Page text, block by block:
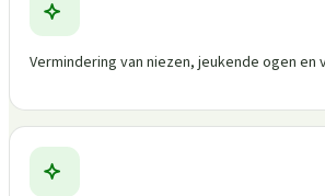
Vermindering van niezen, jeukende ogen en